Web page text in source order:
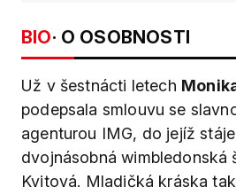
BIO· O OSOBNOSTI
Už v šestnácti letech
podepsala smlouvu se
agenturou IMG, do jejíž
dvojnásobná wimbledonská
Kvitová. Mladičká kráska